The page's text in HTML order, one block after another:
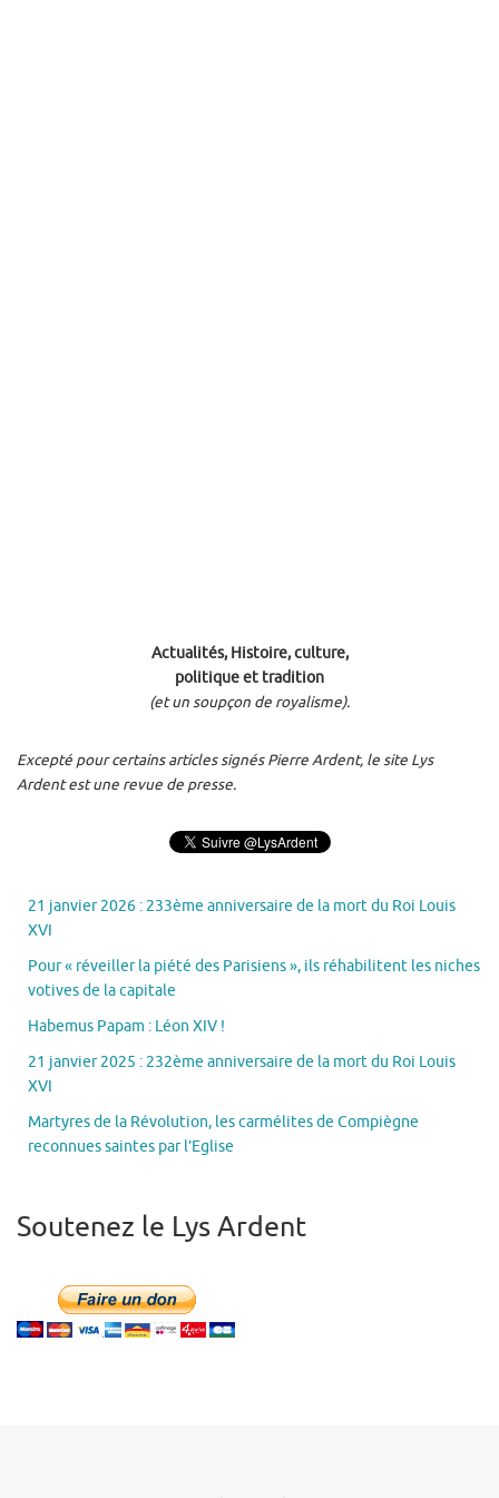
Actualités, Histoire, culture,
politique et tradition
(et un soupçon de royalisme).
Excepté pour certains articles signés Pierre Ardent, le site Lys
Ardent est une revue de presse.
21 janvier 2026 : 233ème anniversaire de la mort du Roi Louis
XVI
Pour « réveiller la piété des Parisiens », ils réhabilitent les niches
votives de la capitale
Habemus Papam : Léon XIV !
21 janvier 2025 : 232ème anniversaire de la mort du Roi Louis
XVI
Martyres de la Révolution, les carmélites de Compiègne
reconnues saintes par l’Eglise
Soutenez le Lys Ardent